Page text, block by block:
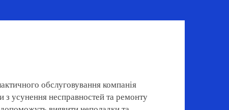
обслуговування компанія
з усунення несправностей та ремонту